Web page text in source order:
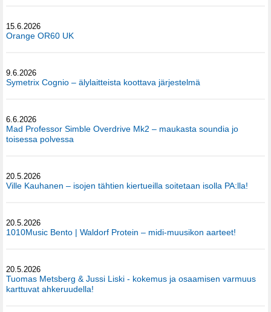
15.6.2026
Orange OR60 UK
9.6.2026
Symetrix Cognio – älylaitteista koottava järjestelmä
6.6.2026
Mad Professor Simble Overdrive Mk2 – maukasta soundia jo
toisessa polvessa
20.5.2026
Ville Kauhanen – isojen tähtien kiertueilla soitetaan isolla PA:lla!
20.5.2026
1010Music Bento | Waldorf Protein – midi-muusikon aarteet!
20.5.2026
Tuomas Metsberg & Jussi Liski - kokemus ja osaamisen varmuus
karttuvat ahkeruudella!